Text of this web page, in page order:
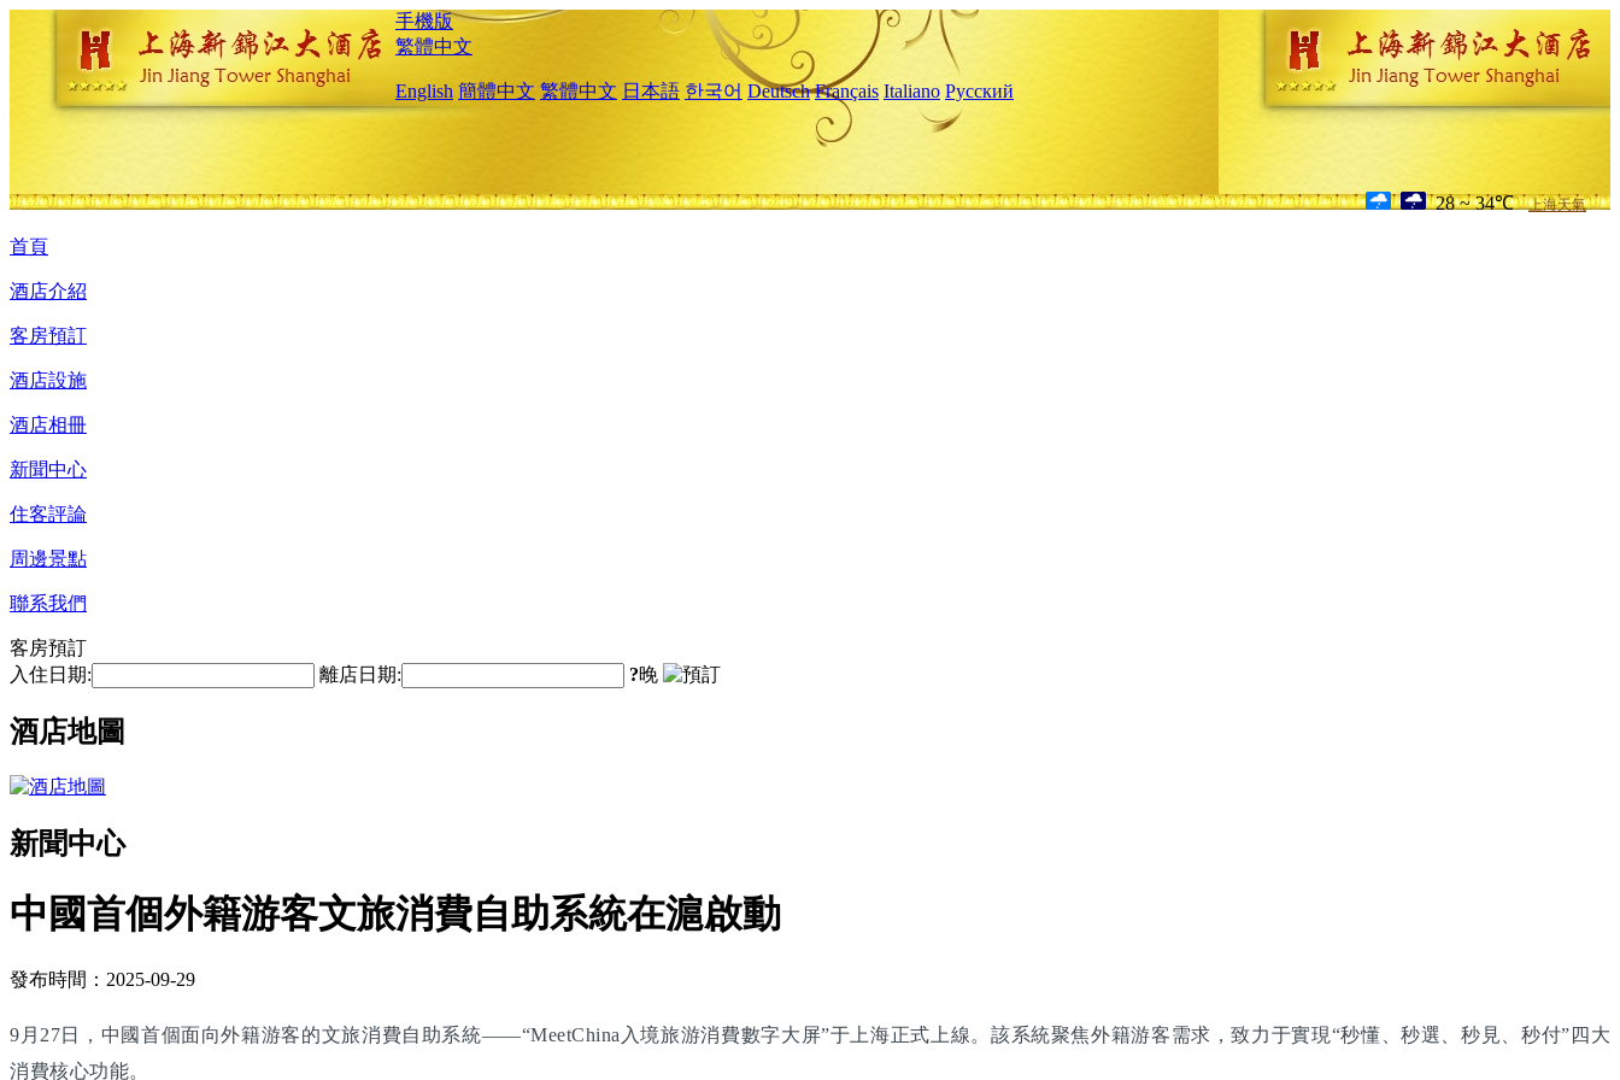
手機版
繁體中文
English 簡體中文 繁體中文 日本語 한국어 Deutsch Français Italiano Русский
28 ~ 34℃ 上海天氣
首頁
酒店介紹
客房預訂
酒店設施
酒店相冊
新聞中心
住客評論
周邊景點
聯系我們
客房預訂
入住日期:
離店日期: ?晚
酒店地圖
新聞中心
中國首個外籍游客文旅消費自助系統在滬啟動
發布時間：2025-09-29
9月27日，中國首個面向外籍游客的文旅消費自助系統——“MeetChina入境旅游消費數字大屏”于上海正式上線。該系統聚焦外籍游客需求，致力于實現“秒懂、秒選、秒見、秒付”四大
消費核心功能。